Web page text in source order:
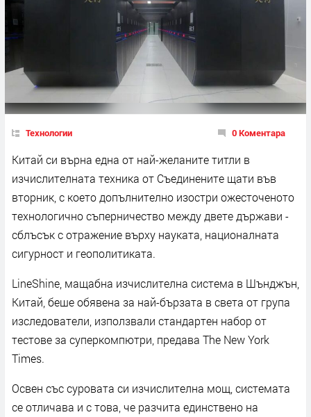
Технологии 0 Коментара
Китай си върна една от най-желаните титли в
изчислителната техника от Съединените щати във
вторник, с което допълнително изостри ожесточеното
технологично съперничество между двете държави -
сблъсък с отражение върху науката, националната
сигурност и геополитиката.
LineShine, мащабна изчислителна система в Шънджън,
Китай, беше обявена за най-бързата в света от група
изследователи, използвали стандартен набор от
тестове за суперкомпютри, предава The New York
Times.
Освен със суровата си изчислителна мощ, системата
се отличава и с това, че разчита единствено на